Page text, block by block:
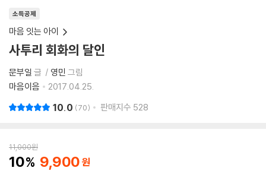
소득공제
마음 잇는 아이
사투리 회화의 달인
문부일 글 영민 그림
마음이음
2017.04.25.
10.0 70 판매지수 528
11,000원
10 9,900